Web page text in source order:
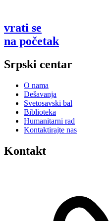
vrati se
na početak
Srpski centar
O nama
Dešavanja
Svetosavski bal
Biblioteka
Humanitarni rad
Kontaktirajte nas
Kontakt